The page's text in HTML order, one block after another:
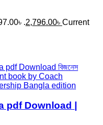
.2,796.00৳ Current
Download |